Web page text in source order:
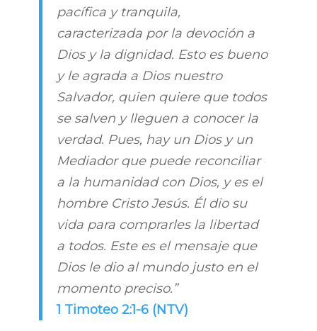
pacífica y tranquila,
caracterizada por la devoción a
Dios y la dignidad. Esto es bueno
y le agrada a Dios nuestro
Salvador, quien quiere que todos
se salven y lleguen a conocer la
verdad. Pues, hay un Dios y un
Mediador que puede reconciliar
a la humanidad con Dios, y es el
hombre Cristo Jesús. Él dio su
vida para comprarles la libertad
a todos. Este es el mensaje que
Dios le dio al mundo justo en el
momento preciso.”
1 Timoteo 2:1-6 (NTV)